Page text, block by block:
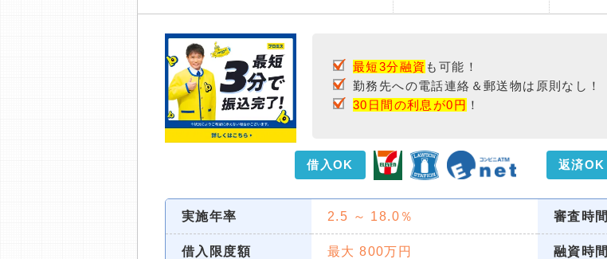
最短3分融資 も可能！
勤務先への電話連絡＆郵送物は原則なし！
30日間の利息が0円 ！
借入OK 返済OK
実施年率 2.5 ～ 18.0％ 審査時間
借入限度額 最大 800万円 融資時間